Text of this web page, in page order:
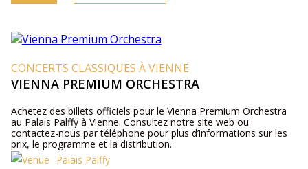
CONCERTS CLASSIQUES À VIENNE
VIENNA PREMIUM ORCHESTRA
Achetez des billets officiels pour le Vienna Premium Orchestra
au Palais Palffy à Vienne. Consultez notre site web ou
contactez-nous par téléphone pour plus d’informations sur les
prix, le programme et la distribution.
Palais Palffy